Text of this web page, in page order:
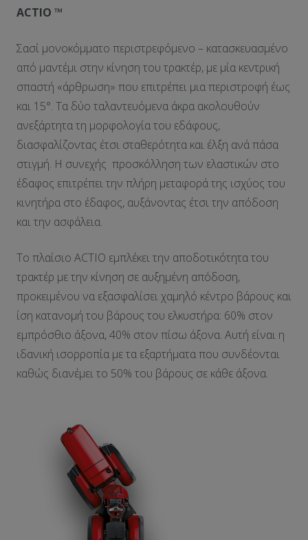
ACTIO ™
Σασί μονοκόμματο περιστρεφόμενο – κατασκευασμένο
από μαντέμι στην κίνηση του τρακτέρ, με μία κεντρική
σπαστή «άρθρωση» που επιτρέπει μια περιστροφή έως
και 15°. Τα δύο ταλαντευόμενα άκρα ακολουθούν
ανεξάρτητα τη μορφολογία του εδάφους,
διασφαλίζοντας έτσι σταθερότητα και έλξη ανά πάσα
στιγμή. Η συνεχής προσκόλληση των ελαστικών στο
έδαφος επιτρέπει την πλήρη μεταφορά της ισχύος του
κινητήρα στο έδαφος, αυξάνοντας έτσι την απόδοση
και την ασφάλεια.
Το πλαίσιο ACTIO εμπλέκει την αποδοτικότητα του
τρακτέρ με την κίνηση σε αυξημένη απόδοση,
προκειμένου να εξασφαλίσει χαμηλό κέντρο βάρους και
ίση κατανομή του βάρους του ελκυστήρα: 60% στον
εμπρόσθιο άξονα, 40% στον πίσω άξονα. Αυτή είναι η
ιδανική ισορροπία με τα εξαρτήματα που συνδέονται
καθώς διανέμει το 50% του βάρους σε κάθε άξονα.